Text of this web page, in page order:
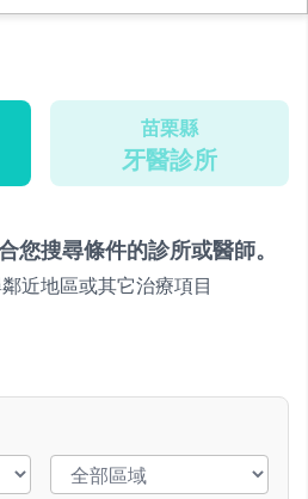
苗栗縣
牙醫診所
您搜尋條件的診所或醫師。
近地區或其它治療項目